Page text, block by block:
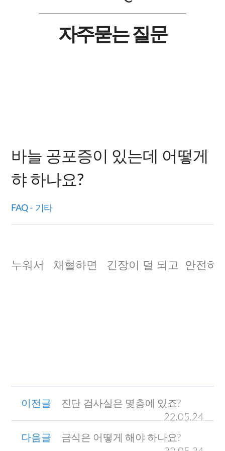
자주묻는 질문
바늘 공포증이 있는데 어떻게
햐 하나요?
기타
누워서 채혈하면 긴장이 덜 되고 안전하
이전글
진단 검사실은 몇층에 있죠?
22.05.24
다음글
금식은 어떻게 해야 하나요?